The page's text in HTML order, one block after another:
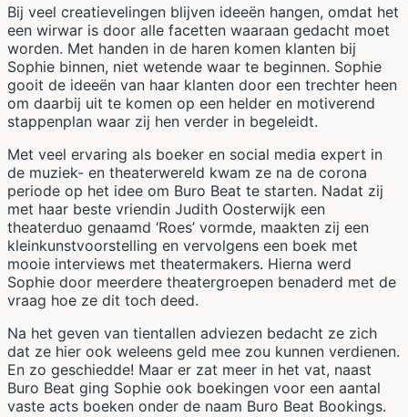
Bij veel creatievelingen blijven ideeën hangen, omdat het
een wirwar is door alle facetten waaraan gedacht moet
worden. Met handen in de haren komen klanten bij
Sophie binnen, niet wetende waar te beginnen. Sophie
gooit de ideeën van haar klanten door een trechter heen
om daarbij uit te komen op een helder en motiverend
stappenplan waar zij hen verder in begeleidt.
Met veel ervaring als boeker en social media expert in
de muziek- en theaterwereld kwam ze na de corona
periode op het idee om Buro Beat te starten. Nadat zij
met haar beste vriendin Judith Oosterwijk een
theaterduo genaamd ‘Roes’ vormde, maakten zij een
kleinkunstvoorstelling en vervolgens een boek met
mooie interviews met theatermakers. Hierna werd
Sophie door meerdere theatergroepen benaderd met de
vraag hoe ze dit toch deed.
Na het geven van tientallen adviezen bedacht ze zich
dat ze hier ook weleens geld mee zou kunnen verdienen.
En zo geschiedde! Maar er zat meer in het vat, naast
Buro Beat ging Sophie ook boekingen voor een aantal
vaste acts boeken onder de naam Buro Beat Bookings.